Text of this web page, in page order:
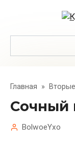
Главная »
Сочный
BolwoeYxo